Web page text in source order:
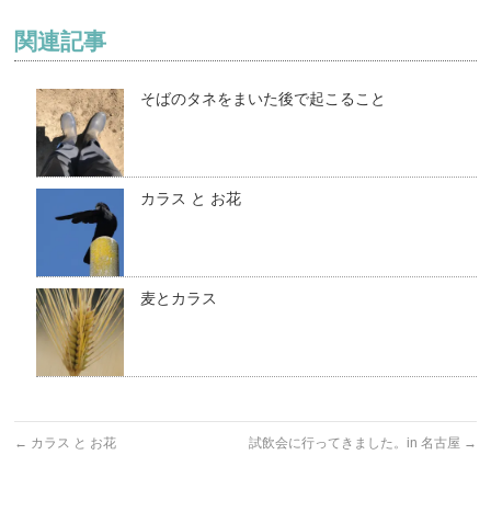
関連記事
そばのタネをまいた後で起こること
カラス と お花
麦とカラス
← カラス と お花 試飲会に行ってきました。in 名古屋 →